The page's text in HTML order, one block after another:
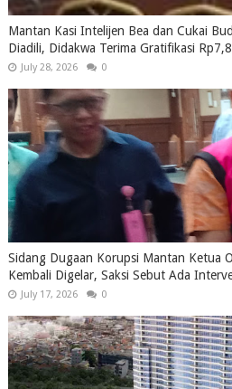
Mantan Kasi Intelijen Bea dan Cukai
Diadili, Didakwa Terima Gratifikasi
July 28, 2026 0
Sidang Dugaan Korupsi Mantan Ketua
Kembali Digelar, Saksi Sebut Ada
July 17, 2026 0